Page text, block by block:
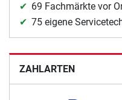
69 Fachmärkte vor
75 eigene
ZAHLARTEN